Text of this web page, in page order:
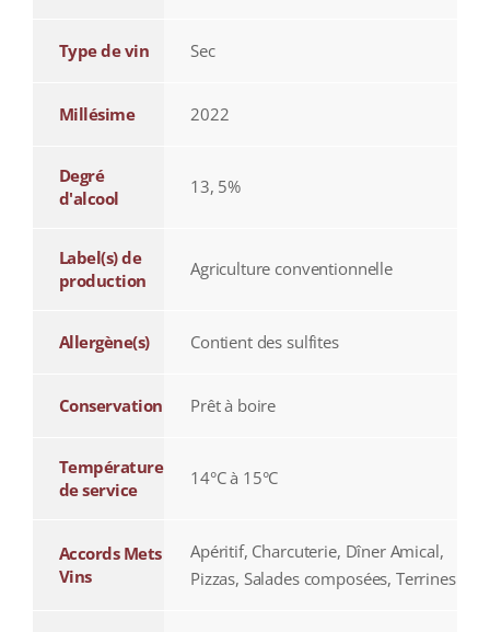
Type de vin Sec
Millésime 2022
Degré
d'alcool
13, 5%
Label(s) de
production
Agriculture conventionnelle
Allergène(s) Contient des sulfites
Conservation Prêt à boire
Température
de service
14°C à 15°C
Accords Mets
Vins
Apéritif, Charcuterie, Dîner Amical,
Pizzas, Salades composées, Terrines